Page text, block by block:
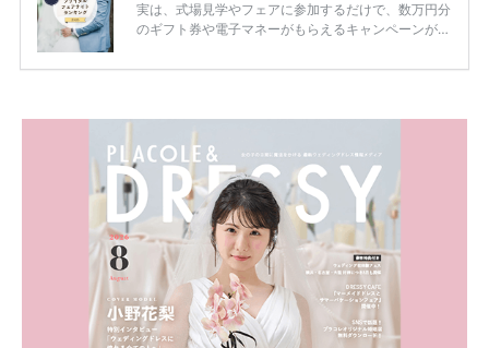
実は、式場見学やフェアに参加するだけで、数万円分
のギフト券や電子マネーがもらえるキャンペーンがあ
ため、比較せずに選ぶと損をしてしまうことも……。
内容：特典金額・条件・応募方法・注意点 「どこが
一番お得？」「プラコレの特典は？」といった疑問も
解決します。 まずは診断で候補を絞れる「ウェディ
ング診断」か、体験型 […]
続きを読む